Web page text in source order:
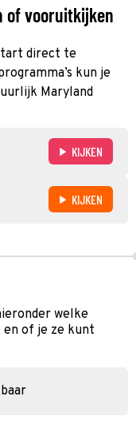
of vooruitkijken
direct te
kun je
Maryland
KIJKEN
KIJKEN
welke
en of je ze kunt